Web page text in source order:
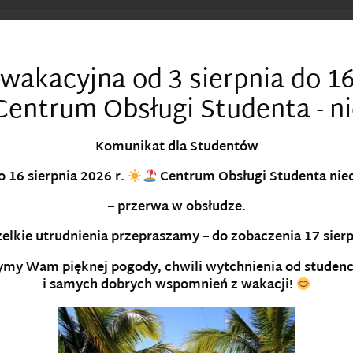
144 12 662 64 14
12 662 64 11 anna.kowalska@uken.krakow.pl
145 12 662 64 11 anna.kowalska@uken.krakow.pl
od 3 sierpnia do
Obsługi Studenta -
Komunikat dla Studentów
16 sierpnia 2026 r. Centrum Obsługi Studenta
– przerwa w obsłudze.
utrudnienia przepraszamy – do zobaczenia17
Wam pięknej pogody, chwili wytchnienia od
i samych dobrych wspomnień z wakacji!